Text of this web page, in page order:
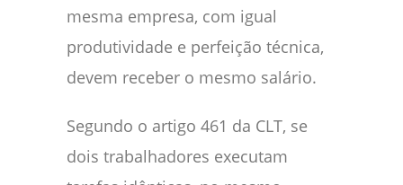
mesma empresa, com igual
produtividade e perfeição técnica,
devem receber o mesmo salário.
Segundo o artigo 461 da CLT, se
dois trabalhadores executam